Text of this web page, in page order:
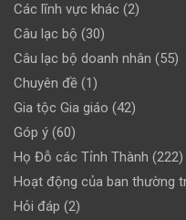
Các lĩnh vực khác (2)
Câu lạc bộ (30)
Câu lạc bộ doanh nhân (55)
Chuyên đề (1)
Gia tộc Gia giáo (42)
Góp ý (60)
Họ Đỗ các Tỉnh Thành (222)
Hoạt động của ban thường
Hỏi đáp (2)